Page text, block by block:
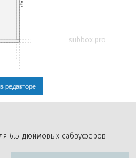
Right
subbox.pro
редакторе
6.5 дюймовых сабвуферов